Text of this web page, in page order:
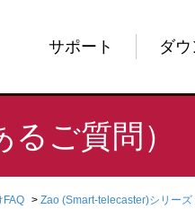
サポート ダ
ご質問）
FAQ > Zao (Smart-telecaster)シリーズ